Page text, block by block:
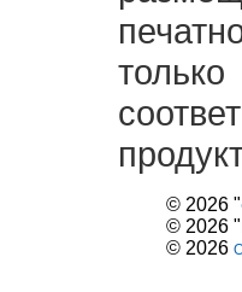
© 2026 "
© 2026 "
© 2026